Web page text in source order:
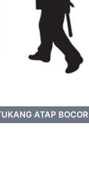
ATAP BOCOR